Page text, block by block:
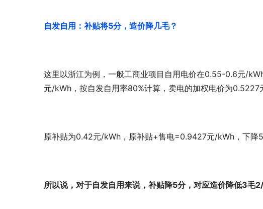
自发自用：补贴将5分，造价降几毛？
这里以浙江为例，一般工商业项目自用电价在0.55-0.6元/
元/kWh，按自发自用率80%计算，卖电的加权电价为0.5227
原补贴为0.42元/kWh，原补贴+售电=0.9427元/kWh，下降5
所以说，对于自发自用来说，补贴降5分，对应造价降低3毛2/